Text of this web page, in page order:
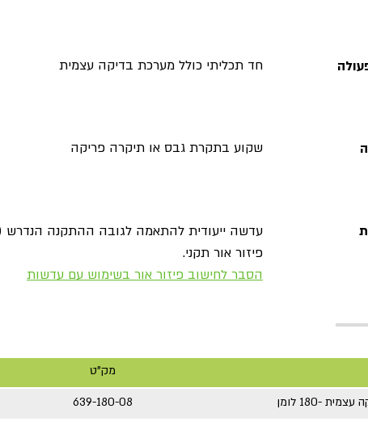
חד תכליתי כולל מערכת בדיקה עצמית
שקוע בתקרת גבס או תיקרה פריקה
פיזור אור תקני.
הסבר לחישוב פיזור אור בשימוש עם עדשות
מק"ט
-180 לומן 639-180-08